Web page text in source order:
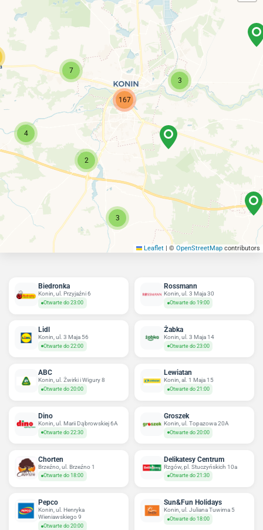
3
2
7
3
4
167
Leaflet | © OpenStreetMap contributors
Biedronka
Konin, ul. Przyjaźni 6
Otwarte do 23:00
Rossmann
Konin, ul. 3 Maja 30
Otwarte do 19:00
Lidl
Konin, ul. 3 Maja 56
Otwarte do 22:00
Żabka
Konin, ul. 3 Maja 14
Otwarte do 23:00
ABC
Konin, ul. Żwirki i Wigury 8
Otwarte do 20:00
Lewiatan
Konin, al. 1 Maja 15
Otwarte do 21:00
Dino
Konin, ul. Marii Dąbrowskiej 6A
Otwarte do 22:30
Groszek
Konin, ul. Topazowa 20A
Otwarte do 20:00
Chorten
Brzeźno, ul. Brzeźno 1
Otwarte do 18:00
Delikatesy Centrum
Rzgów, pl. Stuczyńskich 10a
Otwarte do 21:30
Pepco
Konin, ul. Henryka
Wieniawskiego 9
Otwarte do 20:00
Sun&Fun Holidays
Konin, ul. Juliana Tuwima 5
Otwarte do 18:00